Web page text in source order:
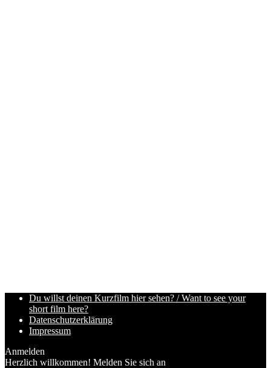
Du willst deinen Kurzfilm hier sehen? / Want to see your
short film here?
Datenschutzerklärung
Impressum
Anmelden
Herzlich willkommen! Melden Sie sich an